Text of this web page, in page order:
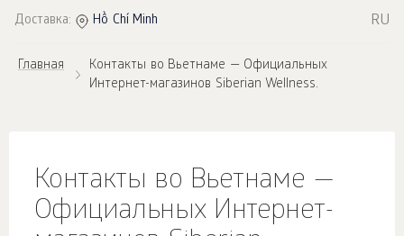
Доставка: Hồ Chí Minh RU
Главная
Контакты во Вьетнаме — Официальных
Интернет-магазинов Siberian Wellness.
Контакты во Вьетнаме —
Официальных Интернет-